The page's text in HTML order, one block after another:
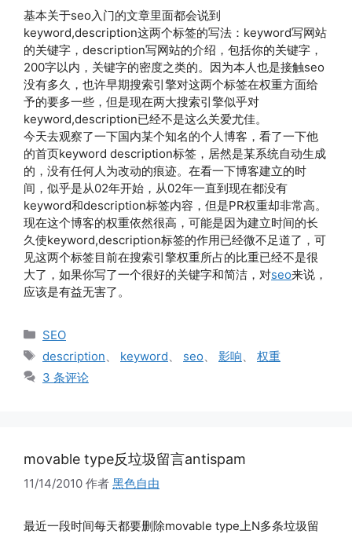
基本关于seo入门的文章里面都会说到
keyword,description这两个标签的写法：keyword写网站
的关键字，description写网站的介绍，包括你的关键字，
200字以内，关键字的密度之类的。因为本人也是接触seo
没有多久，也许早期搜索引擎对这两个标签在权重方面给
予的要多一些，但是现在两大搜索引擎似乎对
keyword,description已经不是这么关爱尤佳。
今天去观察了一下国内某个知名的个人博客，看了一下他
的首页keyword description标签，居然是某系统自动生成
的，没有任何人为改动的痕迹。在看一下博客建立的时
间，似乎是从02年开始，从02年一直到现在都没有
keyword和description标签内容，但是PR权重却非常高。
现在这个博客的权重依然很高，可能是因为建立时间的长
久使keyword,description标签的作用已经微不足道了，可
见这两个标签目前在搜索引擎权重所占的比重已经不是很
大了，如果你写了一个很好的关键字和简洁，对seo来说，
应该是有益无害了。
分
类
SEO
标
签
description keyword seo 影响
权重
3 条评论
movable type反垃圾留言antispam
11/14/2010 作者 黑色自由
最近一段时间每天都要删除movable type上N多条垃圾留